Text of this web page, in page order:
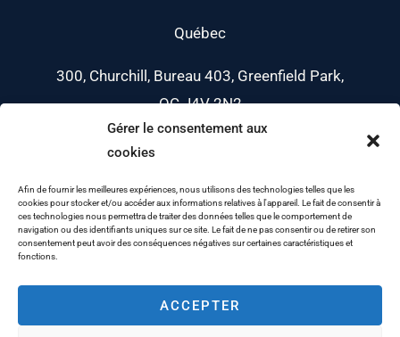
Gérer le consentement aux
cookies
Afin de fournir les meilleures expériences, nous utilisons des technologies telles que les
cookies pour stocker et/ou accéder aux informations relatives à l'appareil. Le fait de consentir à
ces technologies nous permettra de traiter des données telles que le comportement de
navigation ou des identifiants uniques sur ce site. Le fait de ne pas consentir ou de retirer son
consentement peut avoir des conséquences négatives sur certaines caractéristiques et
fonctions.
ACCEPTER
Québec
300, Churchill, Bureau 403, Greenfield Park,
QC J4V 2N2
Téléphone: 204-889-1189
Courriel: info@queenston.net